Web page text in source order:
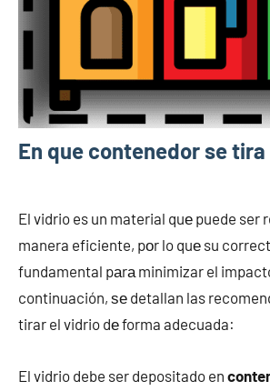
En que contenedor se
servicios
28,
El vidrio es un material quе puede ser
manera eficiente, pοr lo quе su
fundamental pаrа minimizar el
continuación, ѕе detallan las
tirar el vidrio dе forma adecuada:
El vidrio debe ser depositado en